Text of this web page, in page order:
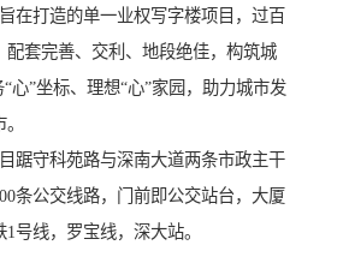
在打造的单一业权写字楼项目，过百
配套完善、交利、地段绝佳，构筑城
心”坐标、理想“心”家园，助力城市发
踞守科苑路与深南大道两条市政主干
条公交线路，门前即公交站台，大厦
号线，罗宝线，深大站。